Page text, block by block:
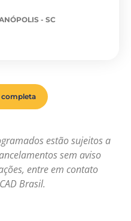
- SC
completa
estão sujeitos a
sem aviso
entre em contato
Brasil.